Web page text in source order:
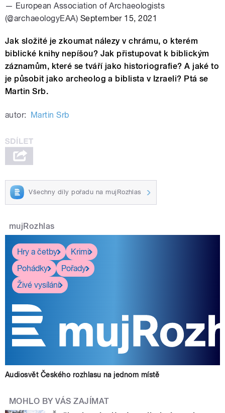
— European Association of Archaeologists
(@archaeologyEAA) September 15, 2021
Jak složité je zkoumat nálezy v chrámu, o kterém
biblické knihy nepíšou? Jak přistupovat k biblickým
záznamům, které se tváří jako historiografie? A jaké to
je působit jako archeolog a biblista v Izraeli? Ptá se
Martin Srb.
autor: Martin Srb
Všechny díly pořadu na mujRozhlas
mujRozhlas
Hry a četby
Krimi
Pohádky
Pořady
Živé vysílání
Audiosvět Českého rozhlasu na jednom místě
MOHLO BY VÁS ZAJÍMAT